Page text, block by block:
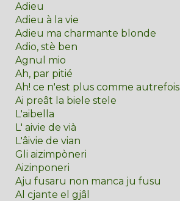
Adieu
Adieu à la vie
Adieu ma charmante blonde
Adio, stè ben
Agnul mio
Ah, par pitié
Ah! ce n'est plus comme autrefois
Ai preât la biele stele
L'aibella
L' aivie de vià
L'âivie de vian
Gli aizimpòneri
Aizinponeri
Aju fusaru non manca ju fusu
Al cjante el gjâl